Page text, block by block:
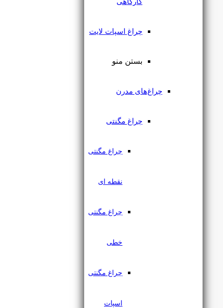
چراغ اسپات لایت
بستن منو
چراغ‌های مدرن
چراغ مگنتی
چراغ مگنتی
نقطه ای
چراغ مگنتی
خطی
چراغ مگنتی
اسپات